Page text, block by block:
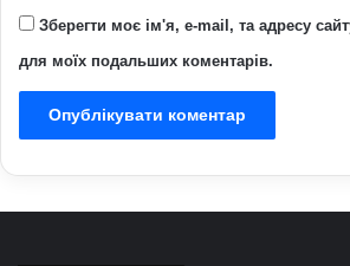
Зберегти моє ім'я, e-mail, та адресу
для моїх подальших коментарів.